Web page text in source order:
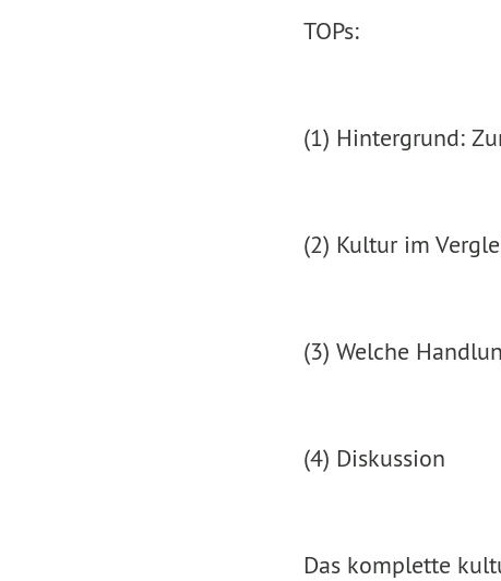
TOPs:
(1) Hintergrund:
(2) Kultur im
(3) Welche
(4) Diskussion
Das komplette